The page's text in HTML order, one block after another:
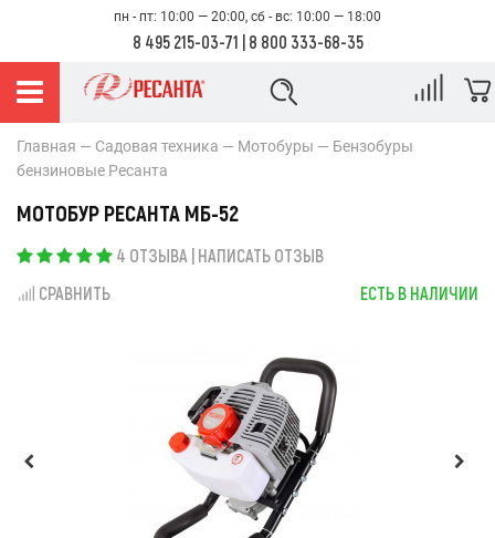
пн - пт: 10:00 — 20:00, сб - вс: 10:00 — 18:00
8 495 215-03-71 | 8 800 333-68-35
Главная Садовая техника Мотобуры
Бензобуры
бензиновые Ресанта
МОТОБУР РЕСАНТА МБ-52
4 ОТЗЫВА | НАПИСАТЬ ОТЗЫВ
СРАВНИТЬ
ЕСТЬ В НАЛИЧИИ